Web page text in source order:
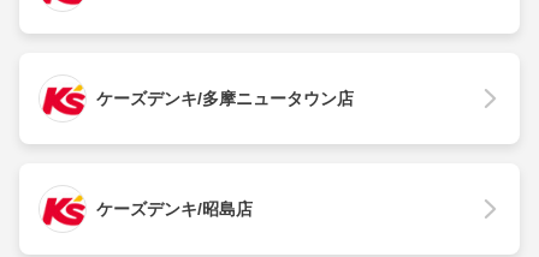
ケーズデンキ/多摩ニュータウン店
ケーズデンキ/昭島店